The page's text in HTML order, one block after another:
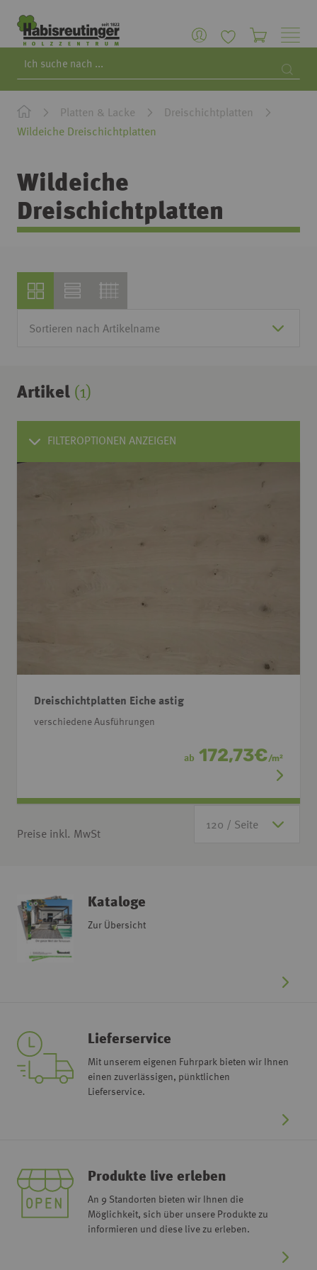
Platten & Lacke
Dreischichtplatten
Wildeiche Dreischichtplatten
Wildeiche
Dreischichtplatten
Artikel (1)
FILTEROPTIONEN ANZEIGEN
Dreischichtplatten Eiche astig
verschiedene Ausführungen
ab 172,73€/m2
Preise inkl. MwSt
Kataloge
Zur Übersicht
Lieferservice
Mit unserem eigenen Fuhrpark bieten wir Ihnen
einen zuverlässigen, pünktlichen
Lieferservice.
Produkte live erleben
An 9 Standorten bieten wir Ihnen die
Möglichkeit, sich über unsere Produkte zu
informieren und diese live zu erleben.